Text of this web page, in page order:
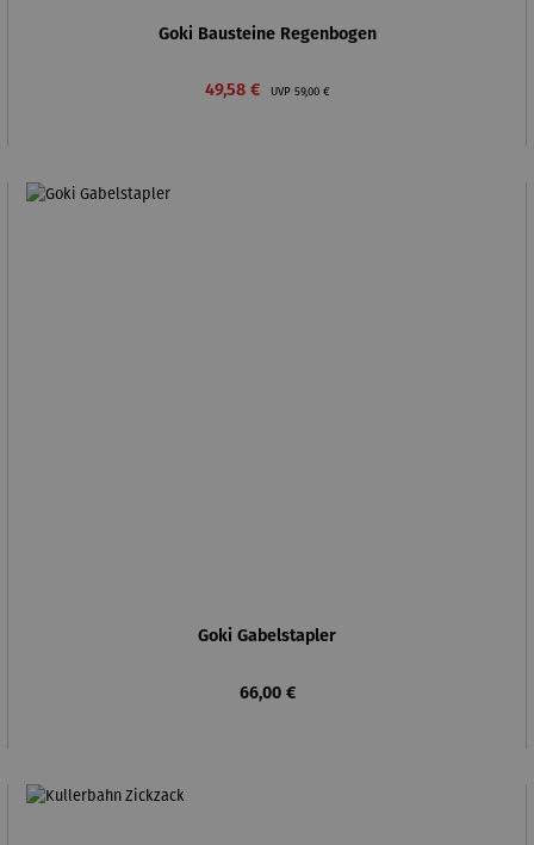
Goki Bausteine Regenbogen
Verkaufspreis:
49,58 € UVP Regulärer Preis:
59,00 €
Goki Gabelstapler
Regulärer Preis:
66,00 €